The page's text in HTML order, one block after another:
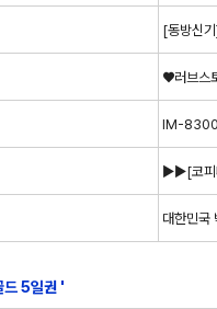
[동방신
♥러브스
IM-8300
▶▶[코피
대한민국
드 5일권 '